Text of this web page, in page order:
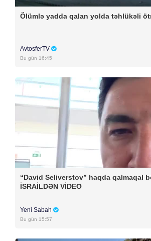
Ölümlə yadda qalan yolda təhlükəli
AvtosferTV
Bu gün 16:45
“David Seliverstov” haqda qalmaqal
İSRAİLDƏN VİDEO
Yeni Sabah
Bu gün 15:57